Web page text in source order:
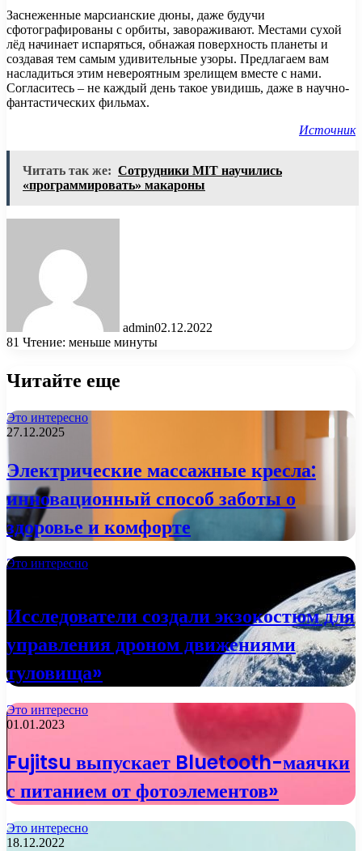
Заснеженные марсианские дюны, даже будучи
сфотографированы с орбиты, завораживают. Местами сухой
лёд начинает испаряться, обнажая поверхность планеты и
создавая тем самым удивительные узоры. Предлагаем вам
насладиться этим невероятным зрелищем вместе с нами.
Согласитесь – не каждый день такое увидишь, даже в научно-
фантастических фильмах.
Источник
Читать так же: Сотрудники MIT научились
«программировать» макароны
admin02.12.2022
81 Чтение: меньше минуты
Читайте еще
Это интересно
27.12.2025
Электрические массажные кресла:
инновационный способ заботы о
здоровье и комфорте
Это интересно
Исследователи создали экзокостюм для
управления дроном движениями
туловища»
Это интересно
01.01.2023
Fujitsu выпускает Bluetooth-маячки
с питанием от фотоэлементов»
Это интересно
18.12.2022